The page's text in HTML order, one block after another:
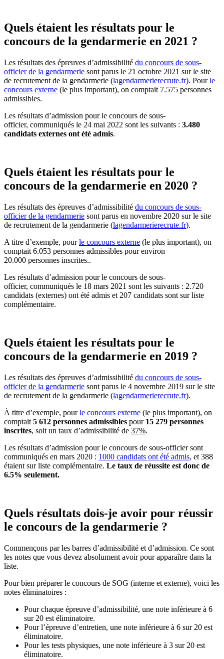
Quels étaient les résultats pour le
concours de la gendarmerie en 2021 ?
Les résultats des épreuves d’admissibilité du concours de sous-
officier de la gendarmerie sont parus le 21 octobre 2021 sur le site
de recrutement de la gendarmerie (lagendarmerierecrute.fr). Pourle
concours externe (le plus important), on comptait 7.575 personnes
admissibles.
Les résultats d’admission pour le concours de sous-
officier, communiqués le 24 mai 2022 sont les suivants : 3.480
candidats externes ont été admis.
Quels étaient les résultats pour le
concours de la gendarmerie en 2020 ?
Les résultats des épreuves d’admissibilité du concours de sous-
officier de la gendarmerie sont parus en novembre 2020 sur le site
de recrutement de la gendarmerie (lagendarmerierecrute.fr).
A titre d’exemple, pourle concours externe (le plus important), on
comptait 6.053 personnes admissibles pour environ
20.000 personnes inscrites..
Les résultats d’admission pour le concours de sous-
officier, communiqués le 18 mars 2021 sont les suivants : 2.720
candidats (externes) ont été admis et 207 candidats sont sur liste
complémentaire.
Quels étaient les résultats pour le
concours de la gendarmerie en 2019 ?
Les résultats des épreuves d’admissibilité du concours de sous-
officier de la gendarmerie sont parus le 4 novembre 2019 sur le site
de recrutement de la gendarmerie (lagendarmerierecrute.fr).
À titre d’exemple, pourle concours externe (le plus important), on
comptait 5 612 personnes admissibles pour 15 279 personnes
inscrites, soit un taux d’admissibilité de 37%.
Les résultats d’admission pour le concours de sous-officier sont
communiqués en mars 2020 : 1000 candidats ont été admis, et 388
étaient sur liste complémentaire. Le taux de réussite est donc de
6.5% seulement.
Quels résultats dois-je avoir pour réussir
le concours de la gendarmerie ?
Commençons par les barres d’admissibilité et d’admission. Ce sont
les notes que vous devez absolument avoir pour apparaître dans la
liste.
Pour bien préparer le concours de SOG (interne et externe), voici les
notes éliminatoires :
Pour chaque épreuve d’admissibilité, une note inférieure à 6
sur 20 est éliminatoire.
Pour l’épreuve d’entretien, une note inférieure à 6 sur 20 est
éliminatoire.
Pour les tests physiques, une note inférieure à 3 sur 20 est
éliminatoire.